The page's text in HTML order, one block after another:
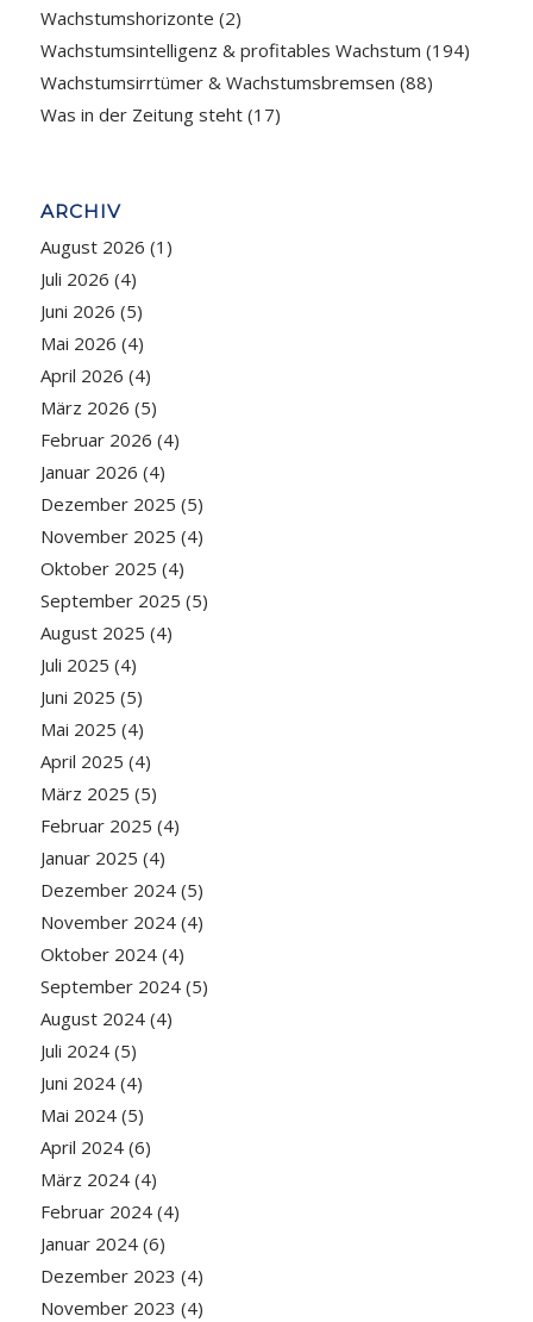
Wachstumshorizonte (2)
Wachstumsintelligenz & profitables Wachstum (194)
Wachstumsirrtümer & Wachstumsbremsen (88)
Was in der Zeitung steht(17)
ARCHIV
August 2026 (1)
Juli 2026 (4)
Juni 2026 (5)
Mai 2026 (4)
April 2026 (4)
März 2026 (5)
Februar 2026 (4)
Januar 2026 (4)
Dezember 2025 (5)
November 2025 (4)
Oktober 2025 (4)
September 2025 (5)
August 2025 (4)
Juli 2025 (4)
Juni 2025 (5)
Mai 2025 (4)
April 2025 (4)
März 2025 (5)
Februar 2025 (4)
Januar 2025 (4)
Dezember 2024(5)
November 2024(4)
Oktober 2024(4)
September 2024(5)
August 2024(4)
Juli 2024(5)
Juni 2024(4)
Mai 2024(5)
April 2024(6)
März 2024(4)
Februar 2024(4)
Januar 2024(6)
Dezember 2023 (4)
November 2023 (4)